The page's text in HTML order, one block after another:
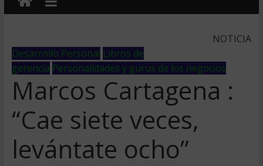
NOTICIA
Desarrollo Personal Libros de
gerencia Personalidades y gurus de los negocios
Marcos Cartagena :
“Cae siete veces,
levántate ocho”